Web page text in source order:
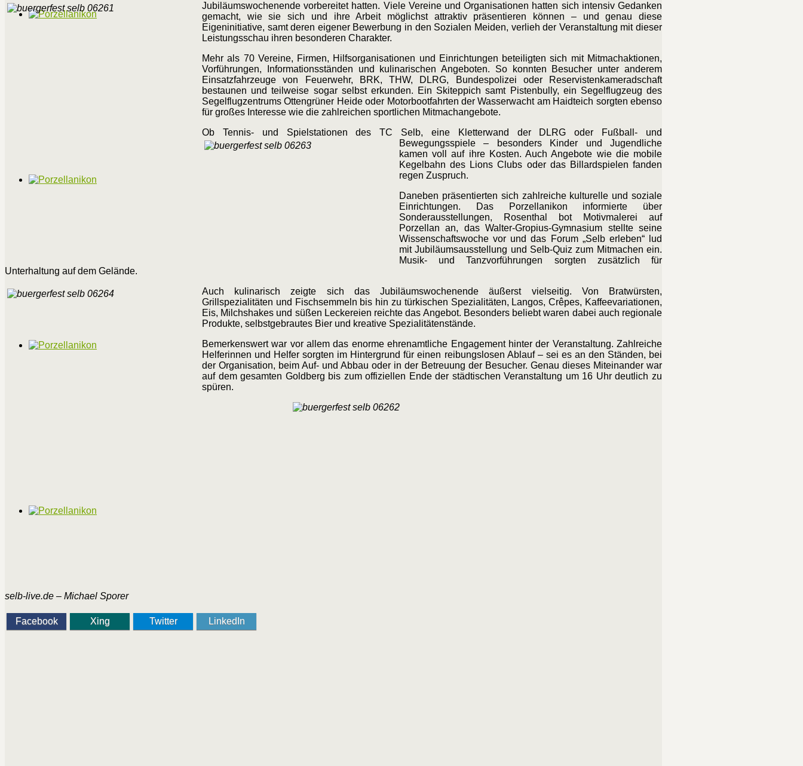
Jubiläumswochenende vorbereitet hatten. Viele Vereine und Organisationen hatten sich intensiv Gedanken
gemacht, wie sie sich und ihre Arbeit möglichst attraktiv präsentieren können – und genau diese
Eigeninitiative, samt deren eigener Bewerbung in den Sozialen Meiden, verlieh der Veranstaltung mit dieser
Leistungsschau ihren besonderen Charakter.
Mehr als 70 Vereine, Firmen, Hilfsorganisationen und Einrichtungen beteiligten sich mit Mitmachaktionen,
Vorführungen, Informationsständen und kulinarischen Angeboten. So konnten Besucher unter anderem
Einsatzfahrzeuge von Feuerwehr, BRK, THW, DLRG, Bundespolizei oder Reservistenkameradschaft
bestaunen und teilweise sogar selbst erkunden. Ein Skiteppich samt Pistenbully, ein Segelflugzeug des
Segelflugzentrums Ottengrüner Heide oder Motorbootfahrten der Wasserwacht am Haidteich sorgten ebenso
für großes Interesse wie die zahlreichen sportlichen Mitmachangebote.
Ob Tennis- und Spielstationen des TC Selb, eine Kletterwand der DLRG oder Fußball- und
Bewegungsspiele – besonders
Kinder und Jugendliche
kamen voll auf ihre Kosten. Auch Angebote wie die mobile
Kegelbahn des Lions Clubs oder das Billardspielen fanden
regen Zuspruch.
Daneben präsentierten sich zahlreiche kulturelle und soziale
Einrichtungen. Das Porzellanikon informierte über
Sonderausstellungen, Rosenthal bot Motivmalerei auf
Porzellan an, das Walter-Gropius-Gymnasium stellte seine
Wissenschaftswoche vor und das Forum „Selb erleben“ lud
mit Jubiläumsausstellung und Selb-Quiz zum Mitmachen ein.
Musik- und Tanzvorführungen sorgten zusätzlich für
Unterhaltung auf dem Gelände.
Auch kulinarisch zeigte sich das Jubiläumswochenende äußerst vielseitig. Von Bratwürsten,
Grillspezialitäten und Fischsemmeln bis hin zu türkischen Spezialitäten, Langos, Crêpes, Kaffeevariationen,
Eis, Milchshakes und süßen Leckereien reichte das Angebot. Besonders beliebt waren dabei auch regionale
Produkte, selbstgebrautes Bier und kreative Spezialitätenstände.
Bemerkenswert war vor allem das enorme ehrenamtliche Engagement hinter der Veranstaltung. Zahlreiche
Helferinnen und Helfer sorgten im Hintergrund für einen reibungslosen Ablauf – sei es an den Ständen, bei
der Organisation, beim Auf- und Abbau oder in der Betreuung der Besucher. Genau dieses Miteinander war
auf dem gesamten Goldberg bis zum offiziellen Ende der städtischen Veranstaltung um 16 Uhr deutlich zu
spüren.
selb-live.de – Michael Sporer
Facebook Xing Twitter LinkedIn